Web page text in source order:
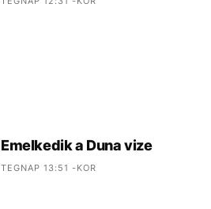
Emelkedik a Duna vize
TEGNAP 13:51 -KOR